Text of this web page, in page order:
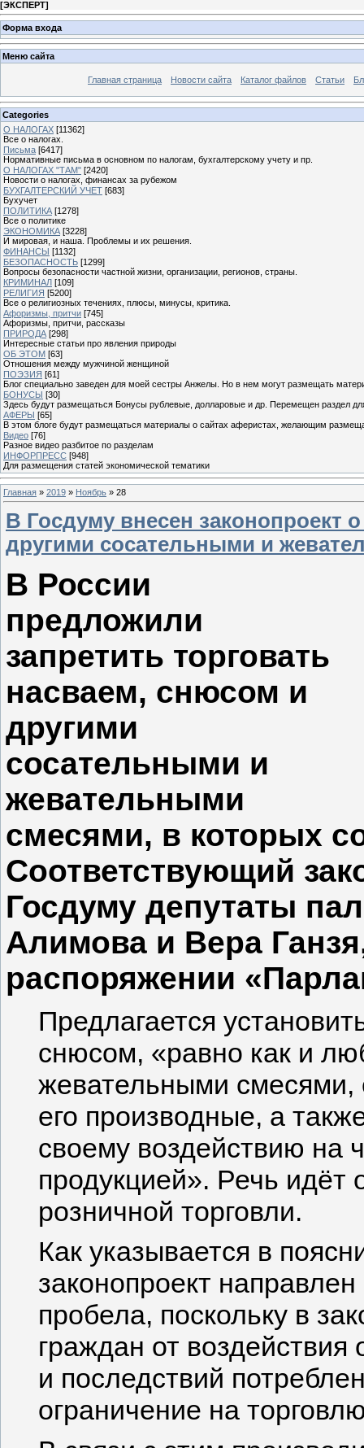
[ЭКСПЕРТ]
Форма входа
Меню сайта
Главная страница Новости сайта Каталог файлов Статьи
Categories
О НАЛОГАХ [11362]
Все о налогах.
Письма [6417]
Нормативные письма в основном по налогам, бухгалтерскому учету и пр.
О НАЛОГАХ "ТАМ" [2420]
Новости о налогах, финансах за рубежом
БУХГАЛТЕРСКИЙ УЧЕТ [683]
Бухучет
ПОЛИТИКА [1278]
Все о политике
ЭКОНОМИКА [3228]
И мировая, и наша. Проблемы и их решения.
ФИНАНСЫ [1132]
БЕЗОПАСНОСТЬ [1299]
Вопросы безопасности частной жизни, организации, регионов, страны.
КРИМИНАЛ [109]
РЕЛИГИЯ [5200]
Все о религиозных течениях, плюсы, минусы, критика.
Афоризмы, притчи [745]
Афоризмы, притчи, рассказы
ПРИРОДА [298]
Интересные статьи про явления природы
ОБ ЭТОМ [63]
Отношения между мужчиной женщиной
ПОЭЗИЯ [61]
Блог специально заведен для моей сестры Анжелы. Но в нем могут размещать
БОНУСЫ [30]
Здесь будут размещаться Бонусы рублевые, долларовые и др. Перемещен раздел
АФЕРЫ [65]
В этом блоге будут размещаться материалы о сайтах аферистах, желающим
Видео [76]
Разное видео разбитое по разделам
ИНФОРПРЕСС [948]
Для размещения статей экономической тематики
Главная » 2019 » Ноябрь » 28
В Госдуму внесен законопроект
другими сосательными и
В России
предложили
запретить торговать
насваем, снюсом и
другими
сосательными и
жевательными
смесями, в которых
Соответствующий
Госдуму депутаты
Алимова и Вера
распоряжении
Предлагается
снюсом, «равно как и
жевательными
его производные, а
своему воздействию на
продукцией». Речь идёт
розничной торговли.
Как указывается в
законопроект
пробела, поскольку в
граждан от
и последствий
ограничение на